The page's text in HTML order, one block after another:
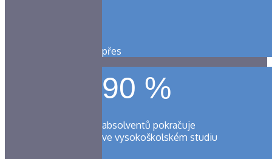
přes
90 %
absolventů pokračuje
ve vysokoškolském studiu